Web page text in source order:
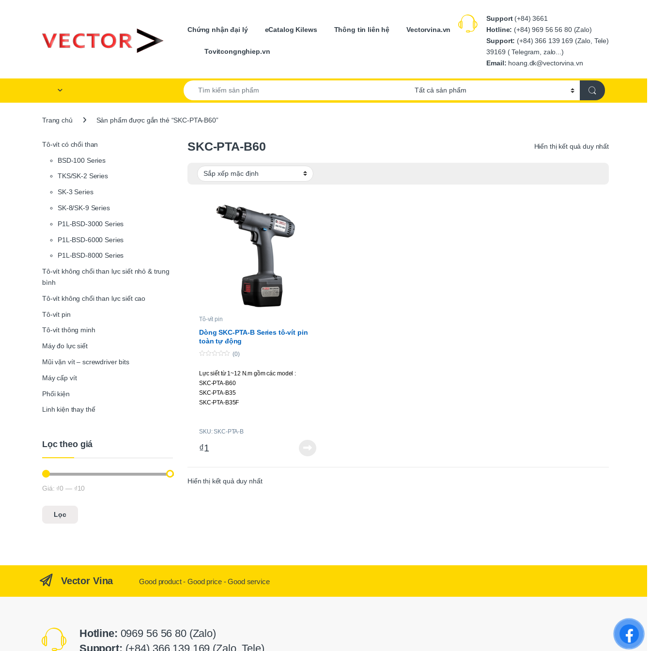
Chứng nhận đại lý eCatalog Kilews Thông tin liên hệ Vectorvina.vn
Tovitcongnghiep.vn
Support(+84) 3661
Hotline: (+84) 969 56 56 80 (Zalo)
Support: (+84) 366 139 169 (Zalo, Tele)
39169 ( Telegram, zalo...)
Email: hoang.dk@vectorvina.vn
Search for:
Trang chủ Sản phẩm được gắn thẻ “SKC-PTA-B60”
SKC-PTA-B60 Hiển thị kết quả duy nhất
Tô-vít pin
Dòng SKC-PTA-B Series tô-vít pin
toàn tự động
u
t
o
f
(0)
Lực siết từ 1~12 N.m gồm các model :
SKC-PTA-B60
SKC-PTA-B35
SKC-PTA-B35F
SKC-PTA-B50F
SKU: SKC-PTA-B
₫1
Hiển thị kết quả duy nhất
Tô-vít có chổi than
BSD-100 Series
TKS/SK-2 Series
SK-3 Series
SK-8/SK-9 Series
P1L-BSD-3000 Series
P1L-BSD-6000 Series
P1L-BSD-8000 Series
Tô-vít không chổi than lực siết nhỏ & trung
bình
Tô-vít không chổi than lực siết cao
Tô-vít pin
Tô-vít thông minh
Máy đo lực siết
Mũi vặn vít – screwdriver bits
Máy cấp vít
Phối kiện
Linh kiện thay thế
Lọc theo giá
Giá tối thiểu
Giá tối đa
Lọc
Giá: ₫0 — ₫10
Vector Vina Good product - Good price - Good service
Hotline: 0969 56 56 80 (Zalo)
Support: (+84) 366 139 169 (Zalo, Tele)